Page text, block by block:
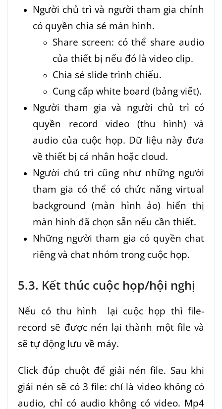
Người chủ trì và người tham gia chính
có quyền chia sẻ màn hình.
Share screen: có thể share audio
của thiết bị nếu đó là video clip.
Chia sẻ slide trình chiếu.
Cung cấp white board (bảng viết).
Người tham gia và người chủ trì có
quyền record video (thu hình) và
audio của cuộc họp. Dữ liệu này đưa
về thiết bị cá nhân hoặc cloud.
Người chủ trì cũng như những người
tham gia có thể có chức năng virtual
background (màn hình ảo) hiển thị
màn hình đã chọn sẵn nếu cần thiết.
Những người tham gia có quyền chat
riêng và chat nhóm trong cuộc họp.
5.3. Kết thúc cuộc họp/hội nghị
Nếu có thu hình lại cuộc họp thì file-
record sẽ được nén lại thành một file và
sẽ tự động lưu về máy.
Click đúp chuột để giải nén file. Sau khi
giải nén sẽ có 3 file: chỉ là video không có
audio, chỉ có audio không có video. Mp4